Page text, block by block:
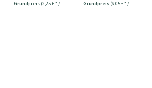
Grundpreis (2,25 € * / 100 Meter) Grundpreis (6,05 € * / 1 m²)